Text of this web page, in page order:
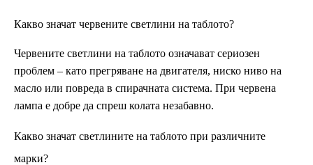
Какво значат червените светлини на таблото?
Червените светлини на таблото означават сериозен
проблем – като прегряване на двигателя, ниско ниво на
масло или повреда в спирачната система. При червена
лампа е добре да спреш колата незабавно.
Какво значат светлините на таблото при различните
марки?